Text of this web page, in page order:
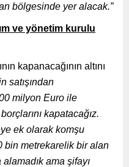
bölgesinde yer alacak.”
ve yönetim kurulu
kapanacağının altını
satışından
milyon Euro ile
kapatacağız.
ek olarak komşu
bin metrekarelik bir alan
alamadık ama şifayı